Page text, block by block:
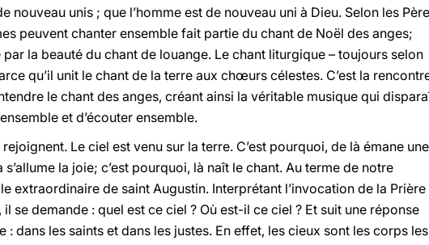
nouveau unis ; que l’homme est de nouveau uni à Dieu. Selon les
peuvent chanter ensemble fait partie du chant de Noël des anges;
par la beauté du chant de louange. Le chant liturgique – toujours selon
qu’il unit le chant de la terre aux chœurs célestes. C’est la
le chant des anges, créant ainsi la véritable musique qui
et d’écouter ensemble.
Le ciel est venu sur la terre. C’est pourquoi, de là émane une
la joie; c’est pourquoi, là naît le chant. Au terme de notre
extraordinaire de saint Augustin. Interprétant l’invocation de la Prière
se demande : quel est ce ciel ? Où est-il ce ciel ? Et suit une réponse
dans les saints et dans les justes. En effet, les cieux sont les corps les